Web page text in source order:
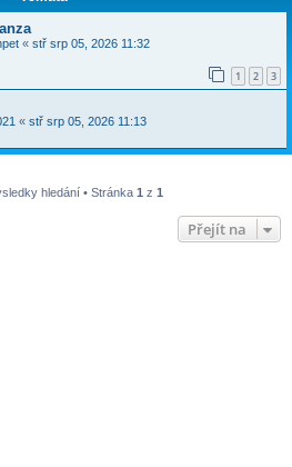
« stř srp 05, 2026 11:32
1 2 3
« stř srp 05, 2026 11:13
hledání • Stránka 1 z 1
Přejít na